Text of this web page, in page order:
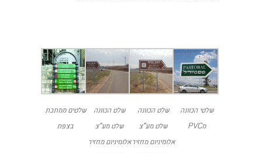
שלטי הכוונה
מPVC
שלט הכוונה
שלט מע"צ
אלומיניום מחזיר
שלט הכוונה
שלט מע"צ
אלומיניום מחזיר
שלטים ממתכת
בצפת